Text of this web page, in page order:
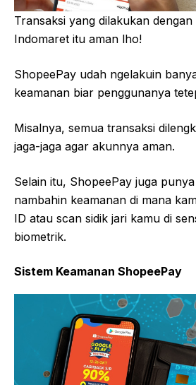
Transaksi yang dilakukan
Indomaret itu aman lho!
ShopeePay udah ngelakuin
keamanan biar penggunanya
Misalnya, semua transaksi
jaga-jaga agar akunnya aman.
Selain itu, ShopeePay juga
nambahin keamanan di mana
ID atau scan sidik jari kamu di
biometrik.
Sistem Keamanan ShopeePay